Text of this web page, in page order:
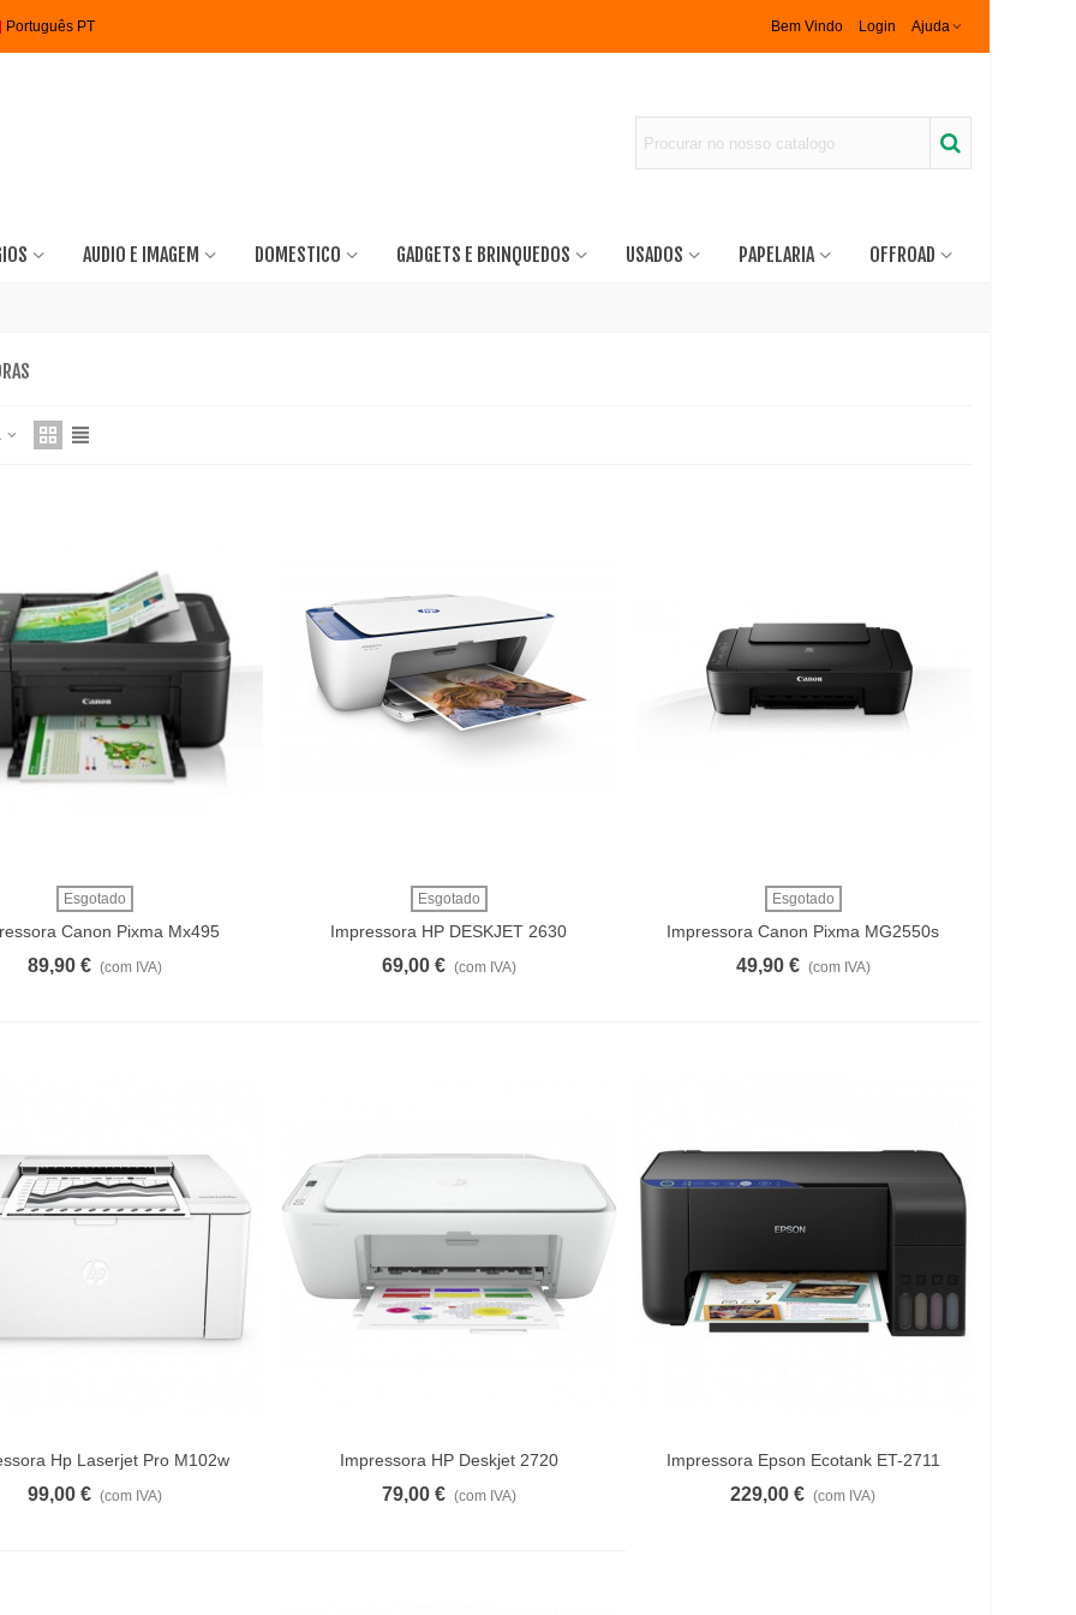
Português PT Bem Vindo Login Ajuda
AUDIO E IMAGEM DOMESTICO GADGETS E BRINQUEDOS USADOS PAPELARIA OFFROAD
Ver MaisEsgotado
Canon Pixma Mx495
89,90 € (com IVA)
Ver MaisEsgotado
Impressora HP DESKJET 2630
69,00 € (com IVA)
Ver MaisEsgotado
Impressora Canon Pixma MG2550s
49,90 € (com IVA)
Ver Mais
Hp Laserjet Pro M102w
99,00 € (com IVA)
Ver Mais
Impressora HP Deskjet 2720
79,00 € (com IVA)
Ver Mais
Impressora Epson Ecotank ET-2711
229,00 € (com IVA)